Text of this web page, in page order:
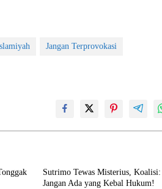
Jangan Terprovokasi
Sutrimo Tewas Misterius, Koalisi:
Jangan Ada yang Kebal Hukum!